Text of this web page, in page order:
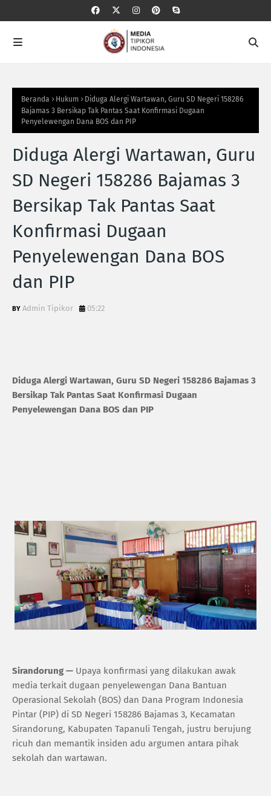
Beranda Hukum
Diduga Alergi Wartawan, Guru SD Negeri 158286
Bajamas 3 Bersikap Tak Pantas Saat Konfirmasi Dugaan
Penyelewengan Dana BOS dan PIP
Diduga Alergi Wartawan, Guru
SD Negeri 158286 Bajamas 3
Bersikap Tak Pantas Saat
Konfirmasi Dugaan
Penyelewengan Dana BOS
dan PIP
Admin Tipikor 05:22
Diduga Alergi Wartawan, Guru SD Negeri 158286 Bajamas 3
Bersikap Tak Pantas Saat Konfirmasi Dugaan
Penyelewengan Dana BOS dan PIP
Sirandorung — Upaya konfirmasi yang dilakukan awak
media terkait dugaan penyelewengan Dana Bantuan
Operasional Sekolah (BOS) dan Dana Program Indonesia
Pintar (PIP) di SD Negeri 158286 Bajamas 3, Kecamatan
Sirandorung, Kabupaten Tapanuli Tengah, justru berujung
ricuh dan memantik insiden adu argumen antara pihak
sekolah dan wartawan.